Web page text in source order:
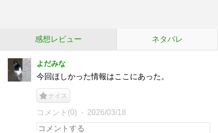
感想レビュー ネタバレ
よだみな
今回ほしかった情報はここにあった。
ナイス
コメント(0) 2026/03/18